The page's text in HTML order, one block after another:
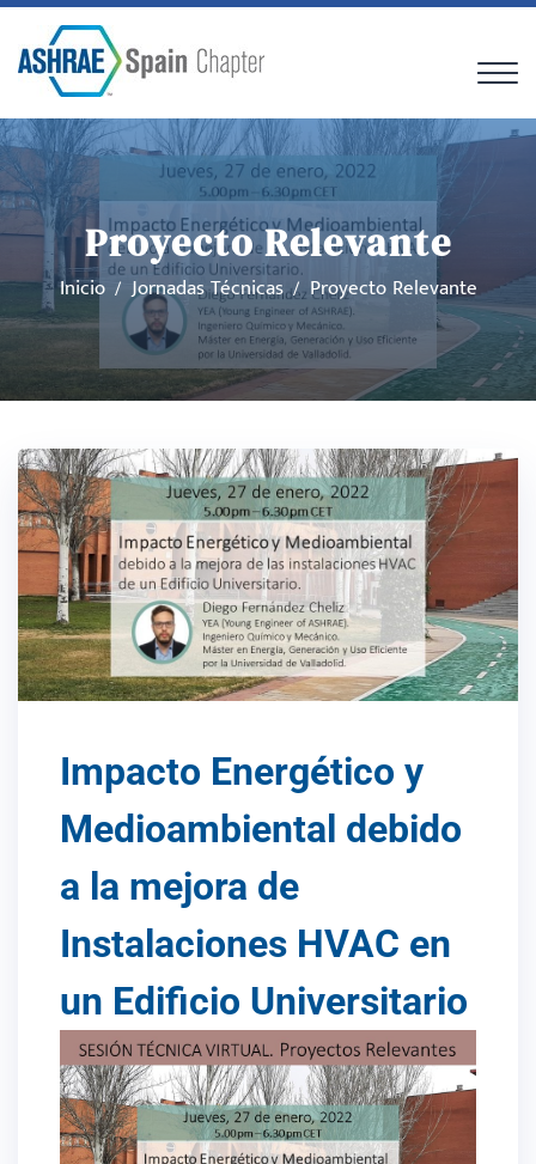
Proyecto Relevante
Inicio Jornadas Técnicas Proyecto Relevante
Impacto Energético y
Medioambiental debido
a la mejora de
Instalaciones HVAC en
un Edificio Universitario